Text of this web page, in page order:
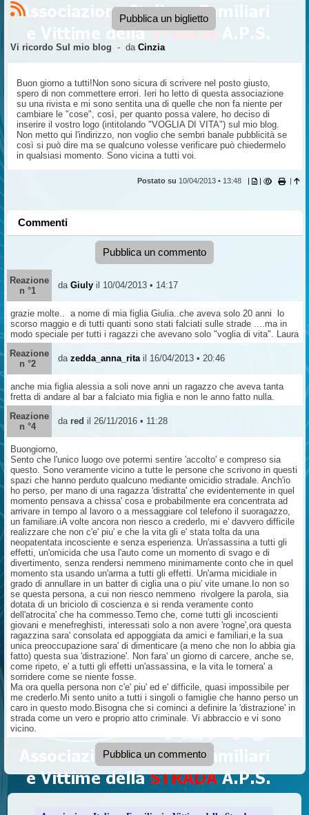
Pubblica un biglietto
Vi ricordo Sul mio blog - da Cinzia
Buon giorno a tutti!Non sono sicura di scrivere nel posto giusto,
spero di non commettere errori. Ieri ho letto di questa associazione
su una rivista e mi sono sentita una di quelle che non fa niente per
cambiare le "cose", così, per quanto possa valere, ho deciso di
inserire il vostro logo (intitolando "VOGLIA DI VITA") sul mio blog.
Non metto qui l'indirizzo, non voglio che sembri banale pubblicità se
così si può dire ma se qualcuno volesse verificare può chiedermelo
in qualsiasi momento. Sono vicina a tutti voi.
Postato su 10/04/2013 • 13:48 | | |
Commenti
Pubblica un commento
Reazione
n °1
da Giuly il 10/04/2013 • 14:17
grazie molte.. a nome di mia figlia Giulia..che aveva solo 20 anni lo
scorso maggio e di tutti quanti sono stati falciati sulle strade ....ma in
modo speciale per tutti i ragazzi che avevano solo "voglia di vita". Laura
Reazione
n °2
da zedda_anna_rita il 16/04/2013 • 20:46
anche mia figlia alessia a soli nove anni un ragazzo che aveva tanta
fretta di andare al bar a falciato mia figlia e non le anno fatto nulla.
Reazione
n °4
da red il 26/11/2016 • 11:28
Buongiorno,
Sento che l'unico luogo ove potermi sentire 'accolto' e compreso sia
questo. Sono veramente vicino a tutte le persone che scrivono in questi
spazi che hanno perduto qualcuno mediante omicidio stradale. Anch'io
ho perso, per mano di una ragazza 'distratta' che evidentemente in quel
momento pensava a chissa' cosa e probabilmente era concentrata ad
arrivare in tempo al lavoro o a messaggiare col telefono il suoragazzo,
un familiare.iA volte ancora non riesco a crederlo, mi e' davvero difficile
realizzare che non c'e' piu' e che la vita gli e' stata tolta da una
neopatentata incosciente e senza esperienza. Un'assassina a tutti gli
effetti, un'omicida che usa l'auto come un momento di svago e di
divertimento, senza rendersi nemmeno minimamente conto che in quel
momento sta usando un'arma a tutti gli effetti. Un'arma micidiale in
grado di annullare in un batter di ciglia una o piu' vite umane.Io non so
se questa persona, a cui non riesco nemmeno rivolgere la parola, sia
dotata di un briciolo di coscienza e si renda veramente conto
dell'atrocita' che ha commesso.Temo che, come tutti gli incoscienti
giovani e menefreghisti, interessati solo a non avere 'rogne',ora questa
ragazzina sara' consolata ed appoggiata da amici e familiari,e la sua
unica preoccupazione sara' di dimenticare (a meno che non lo abbia gia
fatto) questa sua 'distrazione'. Non fara' un giorno di carcere, anche se,
come ripeto, e' a tutti gli effetti un'assassina, e la vita le tornera' a
sorridere come se niente fosse.
Ma ora quella persona non c'e' piu' ed e' difficile, quasi impossibile per
me crederlo.Mi sento unito a tutti i singoli o famiglie che hanno perso un
caro in questo modo.Bisogna che si cominci a definire la 'distrazione' in
strada come un vero e proprio atto criminale. Vi abbraccio e vi sono
vicino.
Pubblica un commento